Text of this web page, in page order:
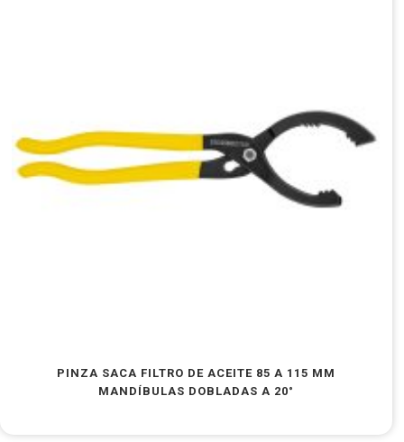
PINZA SACA FILTRO DE ACEITE 85 A 115 MM
MANDÍBULAS DOBLADAS A 20°